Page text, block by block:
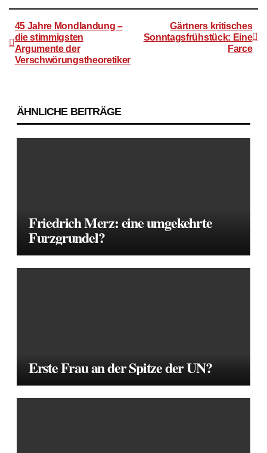
Beitragsnavigation
Gärtners kritisches
Sonntagsfrühstück: Eine
Farce
45 Jahre Mondlandung –
die stimmigsten
Argumente der
Verschwörungstheoretiker
ÄHNLICHE BEITRÄGE
Friedrich Merz: eine umgekehrte
Furzgrundel?
Erste Frau an der Spitze der UN?